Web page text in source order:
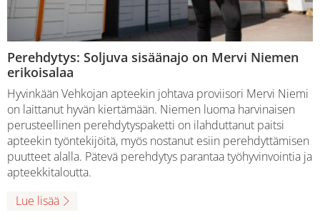
Perehdytys: Soljuva sisäänajo on Mervi Niemen
erikoisalaa
Hyvinkään Vehkojan apteekin johtava proviisori Mervi Niemi
on laittanut hyvän kiertämään. Niemen luoma harvinaisen
perusteellinen perehdytyspaketti on ilahduttanut paitsi
apteekin työntekijöitä, myös nostanut esiin perehdyttämisen
puutteet alalla. Pätevä perehdytys parantaa työhyvinvointia ja
apteekkitaloutta.
Lue lisää